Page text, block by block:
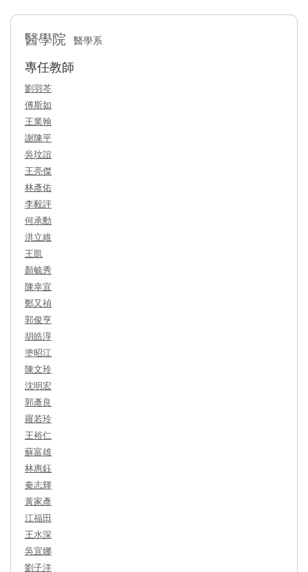
醫學院 醫學系
專任教師
劉羽芩
傅斯如
王業翰
謝陳平
吳玟誼
王亮傑
林彥佑
李毅評
何承勳
洪立維
王凱
顏毓秀
陳幸宜
鄭又禎
郭俊亨
胡皓淳
塗昭江
陳文玲
沈明宏
郭彥良
羅若玲
王裕仁
蘇富雄
林惠鈺
秦志輝
黃家彥
江福田
王水深
吳宜娜
劉子洋